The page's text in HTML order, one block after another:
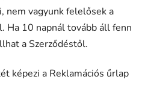
vagyunk felelősek a
Ha 10 napnál tovább áll fenn
a Szerződéstől.
képezi a Reklamációs űrlap